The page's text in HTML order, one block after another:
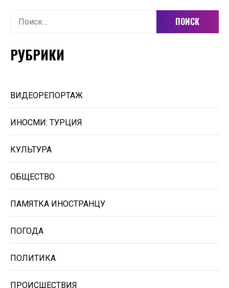
Найти:
РУБРИКИ
ВИДЕОРЕПОРТАЖ
ИНОСМИ: ТУРЦИЯ
КУЛЬТУРА
ОБЩЕСТВО
ПАМЯТКА ИНОСТРАНЦУ
ПОГОДА
ПОЛИТИКА
ПРОИСШЕСТВИЯ